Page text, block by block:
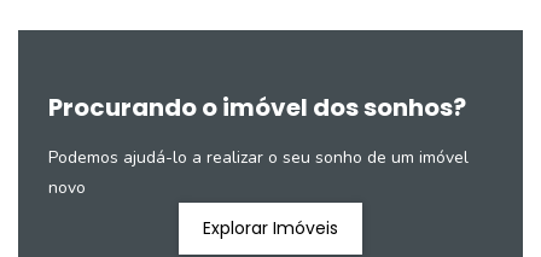
Procurando o imóvel dos sonhos?
Podemos ajudá-lo a realizar o seu sonho de um imóvel
novo
Explorar Imóveis